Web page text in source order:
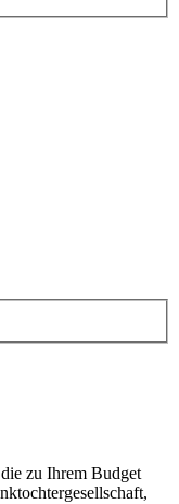
zu Ihrem Budget